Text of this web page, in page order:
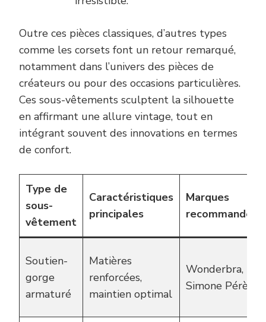
Outre ces pièces classiques, d’autres types
comme les corsets font un retour remarqué,
notamment dans l’univers des pièces de
créateurs ou pour des occasions particulières.
Ces sous-vêtements sculptent la silhouette
en affirmant une allure vintage, tout en
intégrant souvent des innovations en termes
de confort.
Type de
sous-
vêtement
Caractéristiques
principales
Marques
recommandées
Soutien-
gorge
armaturé
Matières
renforcées,
maintien optimal
Wonderbra,
Simone Pérèle